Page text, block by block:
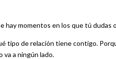
hay momentos en los que tú
tipo de relación tiene contigo.
va a ningún lado.